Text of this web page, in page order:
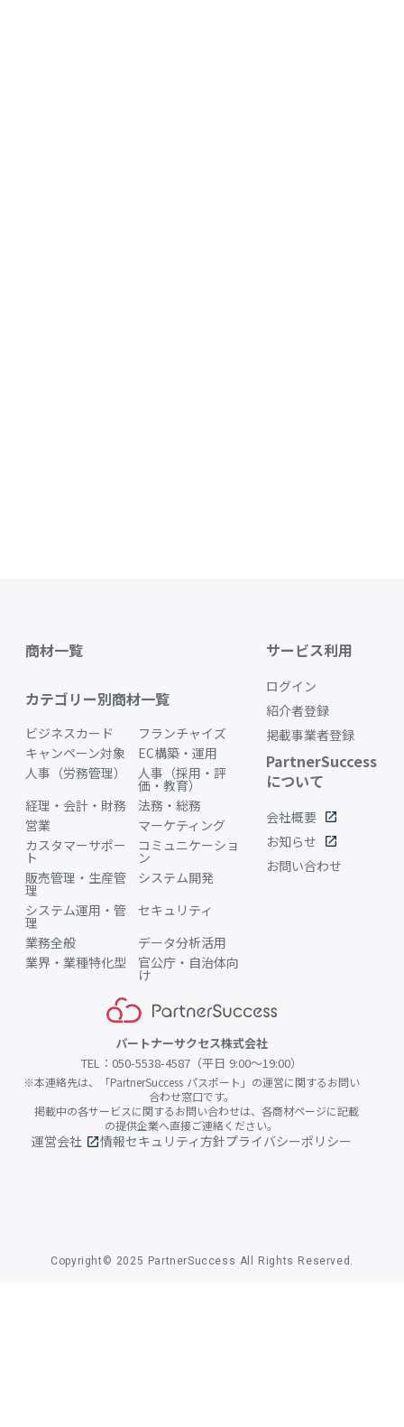
商材一覧
カテゴリー別商材一覧
ビジネスカード
フランチャイズ
キャンペーン対象
EC構築・運用
人事（労務管理）
人事（採用・評
価・教育）
経理・会計・財務
法務・総務
営業
マーケティング
カスタマーサポー
ト
コミュニケーショ
ン
販売管理・生産管
理
システム開発
システム運用・管
理
セキュリティ
業務全般
データ分析活用
業界・業種特化型
官公庁・自治体向
け
サービス利用
ログイン
紹介者登録
掲載事業者登録
PartnerSuccess
について
会社概要 open_in_new
お知らせ open_in_new
お問い合わせ
パートナーサクセス株式会社
TEL：050-5538-4587（平日 9:00〜19:00）
※本連絡先は、「PartnerSuccess パスポート」の運営に関するお問い
合わせ窓口です。
掲載中の各サービスに関するお問い合わせは、各商材ページに記載
の提供企業へ直接ご連絡ください。
運営会社 open_in_new情報セキュリティ方針プライバシーポリシー
Copyright© 2025 PartnerSuccess All Rights Reserved.